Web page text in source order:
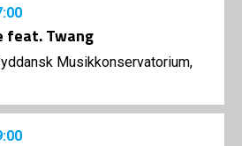
feat. Twang
Musikkonservatorium,